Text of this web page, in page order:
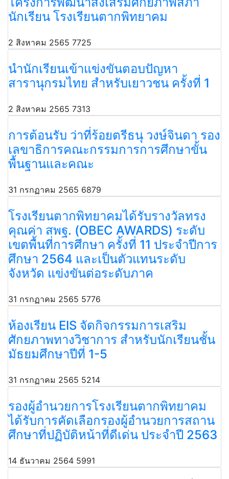
นักเรียน โรงเรียนตากพิทยาคม
2 สิงหาคม 2565 7725
นำนักเรียนเข้าแข่งขันตอบปัญหา
สารานุกรมไทย สำหรับเยาวชน ครั้งที่ 1
2 สิงหาคม 2565 7313
การต้อนรับ ว่าที่ร้อยตรีธนุ วงษ์จินดา รอง
เลขาธิการคณะกรรมการการศึกษาขั้น
พื้นฐานและคณะ
31 กรกฏาคม 2565 6879
โรงเรียนตากพิทยาคมได้รับรางวัลทรง
คุณค่า สพฐ. (OBEC AWARDS) ระดับ
เขตพื้นที่การศึกษา ครั้งที่ 11 ประจำปีการ
ศึกษา 2564 และเป็นตัวแทนระดับ
จังหวัด แข่งขันต่อระดับภาค
31 กรกฏาคม 2565 5776
ห้องเรียน EIS จัดกิจกรรมการเสริม
ศักยภาพทางวิชาการ สำหรับนักเรียนชั้น
มัธยมศึกษาปีที่ 1-5
31 กรกฏาคม 2565 5214
รองผู้อำนวยการโรงเรียนตากพิทยาคม​
ได้รับการคัดเลือกรองผู้อำนวยการสถาน
ศึกษาที่ปฏิบัติหน้าที่ดีเด่น ประจำปี 2563
14 ธันวาคม 2564 5991